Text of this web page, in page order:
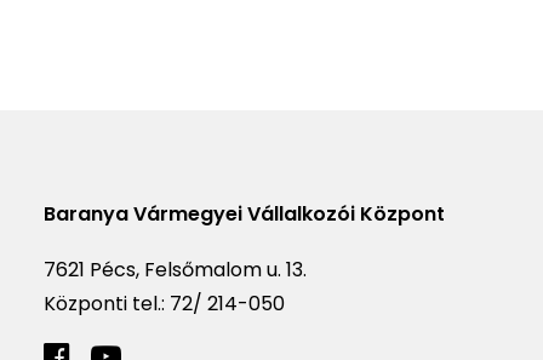
Baranya Vármegyei Vállalkozói Központ
7621 Pécs, Felsőmalom u. 13.
Központi tel.: 72/ 214-050